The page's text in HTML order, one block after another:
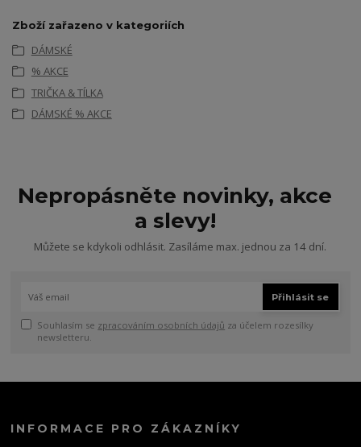
Zboží zařazeno v kategoriích
DÁMSKÉ
% AKCE
TRIČKA & TÍLKA
DÁMSKÉ % AKCE
Nepropásněte novinky, akce
a slevy!
Můžete se kdykoli odhlásit. Zasíláme max. jednou za 14 dní.
Přihlásit se
Souhlasím se zpracováním osobních údajů za účelem rozesílky
newsletteru.
INFORMACE PRO ZÁKAZNÍKY